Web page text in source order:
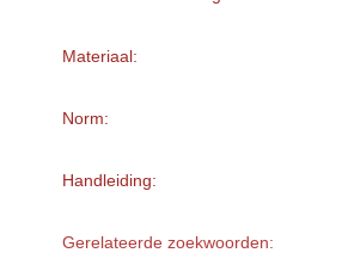
Materiaal:
Norm:
Handleiding:
Gerelateerde zoekwoorden: